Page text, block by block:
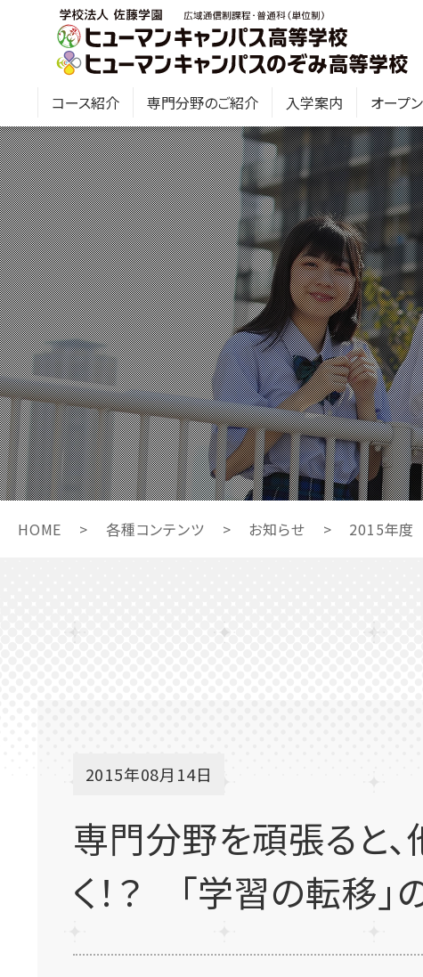
コース紹介 専門分野のご紹介 入学案内 オープ
HOME > 各種コンテンツ > お知らせ > 2015年度
2015年08月14日
専門分野を頑張ると
く！？ 「学習の転移」